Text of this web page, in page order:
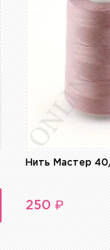
Нить Мастер
250 ₽